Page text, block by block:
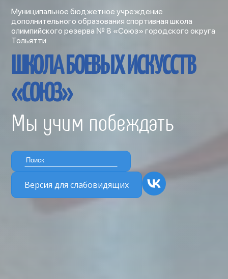
Муниципальное бюджетное учреждение
дополнительного образования спортивная школа
олимпийского резерва № 8 «Союз» городского округа
Тольятти
ШКОЛА БОЕВЫХ ИСКУССТВ
«СОЮЗ»
Мы учим побеждать
Версия для слабовидящих